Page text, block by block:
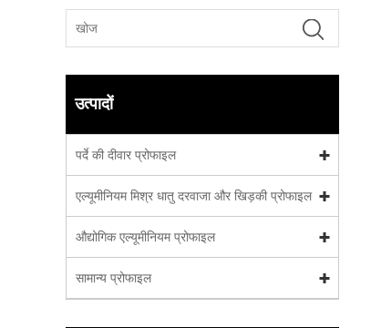
उत्पादों
पर्दे की दीवार प्रोफाइल
एल्यूमीनियम मिश्र धातु दरवाजा और खिड़की प्रोफाइल
औद्योगिक एल्यूमीनियम प्रोफाइल
सामान्य प्रोफाइल